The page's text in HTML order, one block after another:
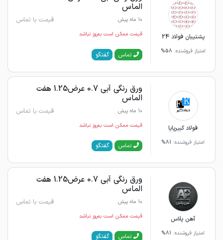
پشتیبان فولاد 24
امتیاز فروشنده: 58%
الماس
10 ماه پیش قیمت با تماس
قیمت ممکن است به‌روز نباشد
تماس گفتگو
فولاد کبیرپایا
امتیاز فروشنده: 81%
ورق رنگی آبی 0.7 عرض1.25 هفت
الماس
10 ماه پیش قیمت با تماس
قیمت ممکن است به‌روز نباشد
تماس گفتگو
آهن پلاس
امتیاز فروشنده: 81%
ورق رنگی آبی 0.7 عرض1.25 هفت
الماس
10 ماه پیش قیمت با تماس
قیمت ممکن است به‌روز نباشد
تماس گفتگو